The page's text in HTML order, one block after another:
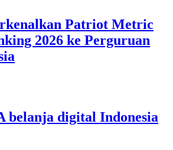
Patriot Metric
2026 ke Perguruan
belanja digital Indonesia